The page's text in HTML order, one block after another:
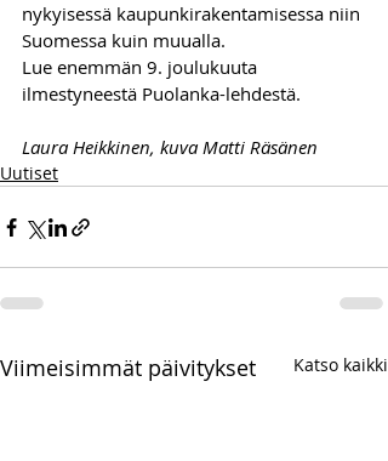
nykyisessä kaupunkirakentamisessa niin
Suomessa kuin muualla.
Lue enemmän 9. joulukuuta
ilmestyneestä Puolanka-lehdestä.
Laura Heikkinen, kuva Matti Räsänen
Uutiset
Viimeisimmät päivitykset Katso kaikki